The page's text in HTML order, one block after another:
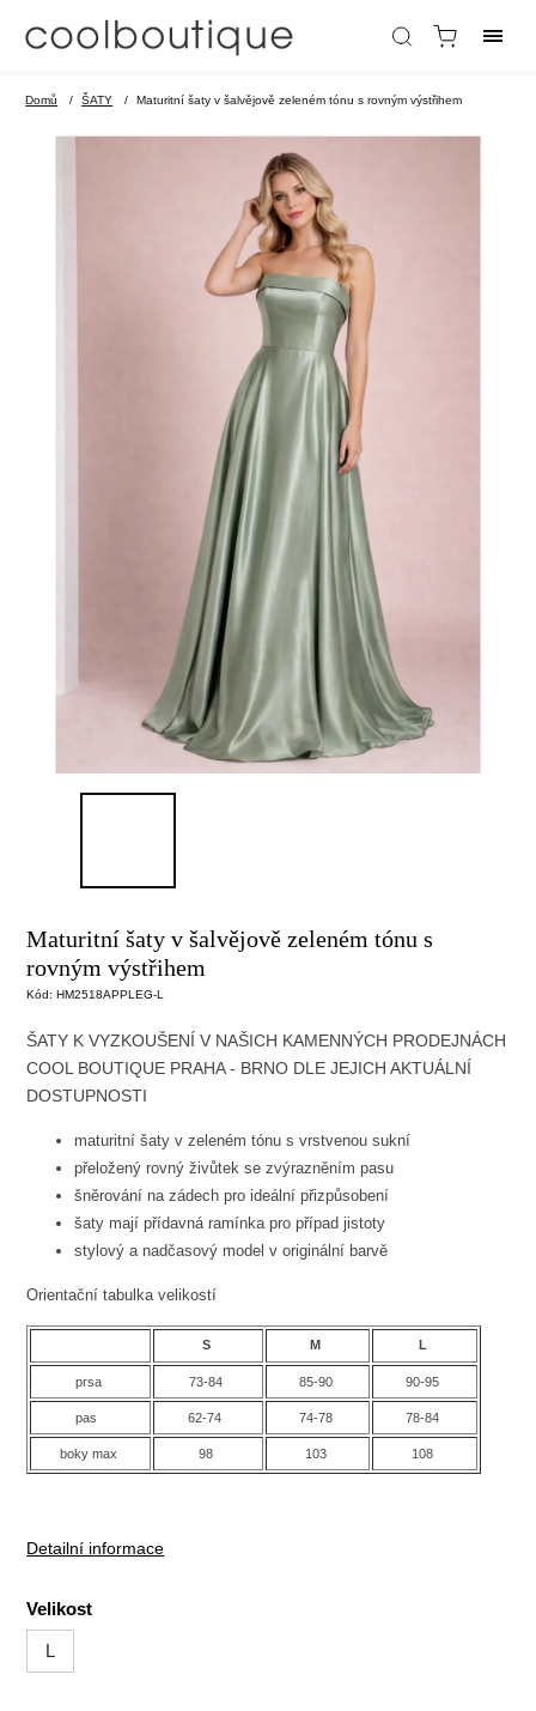
Domů / ŠATY / Maturitní šaty v šalvějově zeleném tónu s rovným výstřihem
Maturitní šaty v šalvějově zeleném tónu s
rovným výstřihem
Kód: HM2518APPLEG-L
ŠATY K VYZKOUŠENÍ V NAŠICH KAMENNÝCH PRODEJNÁCH
COOL BOUTIQUE PRAHA - BRNO DLE JEJICH AKTUÁLNÍ
DOSTUPNOSTI
maturitní šaty v zeleném tónu s vrstvenou sukní
přeložený rovný živůtek se zvýrazněním pasu
šněrování na zádech pro ideální přizpůsobení
šaty mají přídavná ramínka pro případ jistoty
stylový a nadčasový model v originální barvě
Orientační tabulka velikostí
S M L
prsa 73-84 85-90 90-95
pas 62-74 74-78 78-84
boky max 98 103 108
Detailní informace
Velikost
L